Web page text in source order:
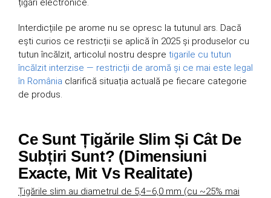
țigări electronice.
Interdicțiile pe arome nu se opresc la tutunul ars. Dacă
ești curios ce restricții se aplică în 2025 și produselor cu
tutun încălzit, articolul nostru despre tigarile cu tutun
încălzit interzise — restricții de aromă și ce mai este legal
în România clarifică situația actuală pe fiecare categorie
de produs.
Ce Sunt Țigările Slim Și Cât De
Subțiri Sunt? (Dimensiuni
Exacte, Mit Vs Realitate)
Țigările slim au diametrul de 5,4–6,0 mm (cu ~25% mai